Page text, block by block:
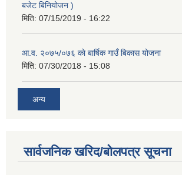
बजेट बिनियोजन )
मिति: 07/15/2019 - 16:22
आ.व. २०७५/०७६ काे बार्षिक गाउँ बिकास योजना
मिति: 07/30/2018 - 15:08
अन्य
सार्वजनिक खरिद/बोलपत्र सूचना